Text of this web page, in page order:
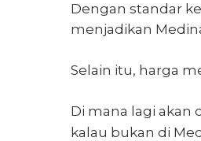
Dengan standar
menjadikan
Selain itu, harga
Di mana lagi akan
kalau bukan di